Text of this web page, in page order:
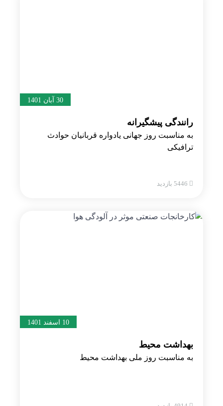
30 آبان 1401
رانندگی پیشگیرانه
به مناسبت روز جهانی یادواره قربانیان حوادث
ترافیکی
5446 بازدید
10 اسفند 1401
بهداشت محیط
به مناسبت روز ملی بهداشت محیط